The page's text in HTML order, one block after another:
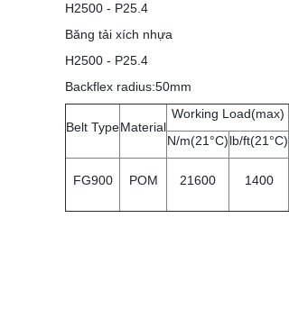
H2500 - P25.4
Băng tải xích nhựa
H2500 - P25.4
Backflex radius:50mm
Belt TypeMaterial
Working Load(max)
N/m(21°C)lb/ft(21°C)
FG900 POM 21600 1400